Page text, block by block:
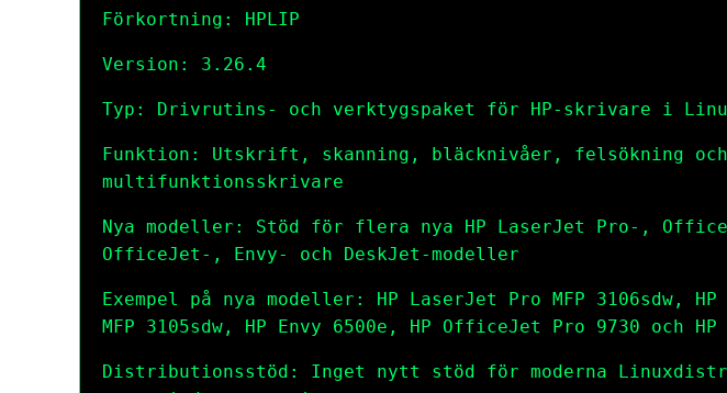
Förkortning: HPLIP
Version: 3.26.4
Typ: Drivrutins- och verktygspaket för HP-skrivare i
Funktion: Utskrift, skanning, bläcknivåer, felsökning
multifunktionsskrivare
Nya modeller: Stöd för flera nya HP LaserJet Pro-,
OfficeJet-, Envy- och DeskJet-modeller
Exempel på nya modeller: HP LaserJet Pro MFP 3106sdw,
MFP 3105sdw, HP Envy 6500e, HP OfficeJet Pro 9730 och HP
Distributionsstöd: Inget nytt stöd för moderna